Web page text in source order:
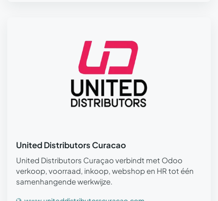
United Distributors Curacao
United Distributors Curaçao verbindt met Odoo
verkoop, voorraad, inkoop, webshop en HR tot één
samenhangende werkwijze.